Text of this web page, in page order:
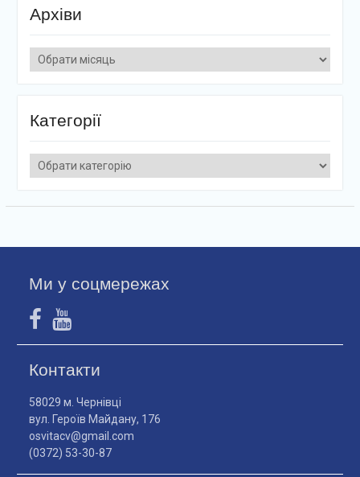
Архіви
Архіви
Категорії
Категорії
Ми у соцмережах
Контакти
58029 м. Чернівці
вул. Героїв Майдану, 176
osvitacv@gmail.com
(0372) 53-30-87